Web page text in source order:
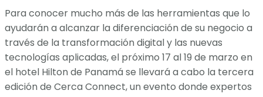
Para conocer mucho más de las herramientas que lo
ayudarán a alcanzar la diferenciación de su negocio a
través de la transformación digital y las nuevas
tecnologías aplicadas, el próximo 17 al 19 de marzo en
el hotel Hilton de Panamá se llevará a cabo la tercera
edición de Cerca Connect, un evento donde expertos